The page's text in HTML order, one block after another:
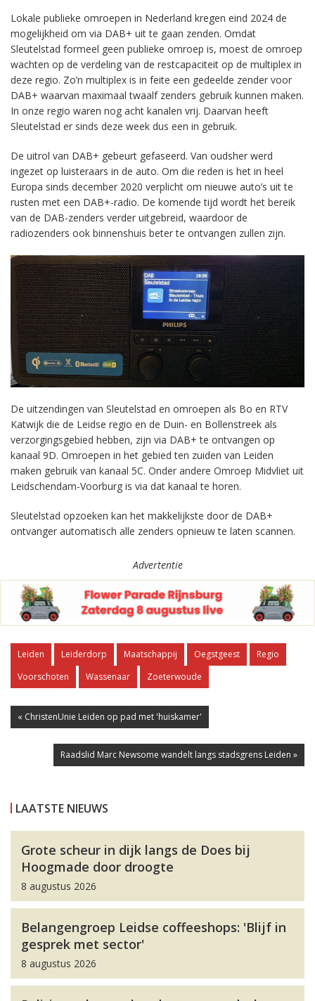
Lokale publieke omroepen in Nederland kregen eind 2024 de
mogelijkheid om via DAB+ uit te gaan zenden. Omdat
Sleutelstad formeel geen publieke omroep is, moest de omroep
wachten op de verdeling van de restcapaciteit op de multiplex in
deze regio. Zo’n multiplex is in feite een gedeelde zender voor
DAB+ waarvan maximaal twaalf zenders gebruik kunnen maken.
In onze regio waren nog acht kanalen vrij. Daarvan heeft
Sleutelstad er sinds deze week dus een in gebruik.
De uitrol van DAB+ gebeurt gefaseerd. Van oudsher werd
ingezet op luisteraars in de auto. Om die reden is het in heel
Europa sinds december 2020 verplicht om nieuwe auto’s uit te
rusten met een DAB+-radio. De komende tijd wordt het bereik
van de DAB-zenders verder uitgebreid, waardoor de
radiozenders ook binnenshuis beter te ontvangen zullen zijn.
De uitzendingen van Sleutelstad en omroepen als Bo en RTV
Katwijk die de Leidse regio en de Duin- en Bollenstreek als
verzorgingsgebied hebben, zijn via DAB+ te ontvangen op
kanaal 9D. Omroepen in het gebied ten zuiden van Leiden
maken gebruik van kanaal 5C. Onder andere Omroep Midvliet uit
Leidschendam-Voorburg is via dat kanaal te horen.
Sleutelstad opzoeken kan het makkelijkste door de DAB+
ontvanger automatisch alle zenders opnieuw te laten scannen.
Advertentie
Leiden Leiderdorp Maatschappij Oegstgeest
Regio
Voorschoten
Wassenaar Zoeterwoude
« ChristenUnie Leiden op pad met 'huiskamer'
Raadslid Marc Newsome wandelt langs stadsgrens Leiden »
LAATSTE NIEUWS
Grote scheur in dijk langs de Does bij
Hoogmade door droogte
8 augustus 2026
Belangengroep Leidse coffeeshops: 'Blijf in
gesprek met sector'
8 augustus 2026